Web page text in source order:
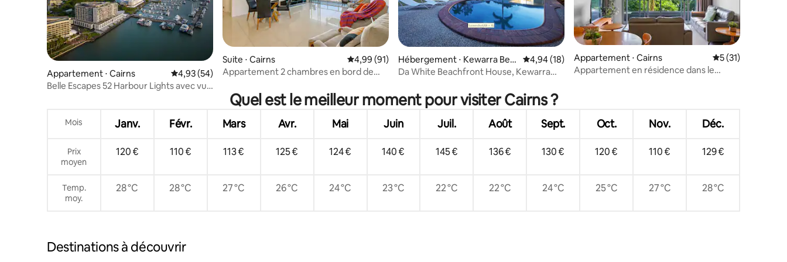
Appartement ⋅ Cairns Évaluation moyenne sur la base de 54 commentaires : 4,93 sur 5
4,93 (54)
Belle Escapes 52 Harbour Lights avec vue
Suite ⋅ Cairns Évaluation moyenne sur la base de 91 commentaires : 4,99 sur 5
4,99 (91)
Appartement 2 chambres en bord de
Hébergement ⋅ Kewarra Bea
ch
Évaluation moyenne sur la base de 18 commentaires : 4,94 sur 5
4,94 (18)
Da White Beachfront House, Kewarra
Appartement ⋅ Cairns Évaluation
5 (31)
Appartement en résidence dans le
Quel est le meilleur moment pour visiter Cairns ?
Mois Janv. Févr. Mars Avr. Mai Juin Juil. Août Sept. Oct. Nov. Déc.
Prix
moyen
120 € 110 € 113 € 125 € 124 € 140 € 145 € 136 € 130 € 120 € 110 € 129 €
Temp.
moy.
28 °C 28 °C 27 °C 26 °C 24 °C 23 °C 22 °C 22 °C 24 °C 25 °C 27 °C 28 °C
Destinations à découvrir